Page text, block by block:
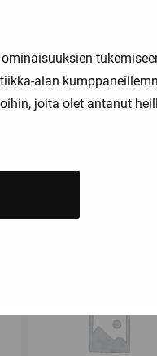
alan
joita olet antanut